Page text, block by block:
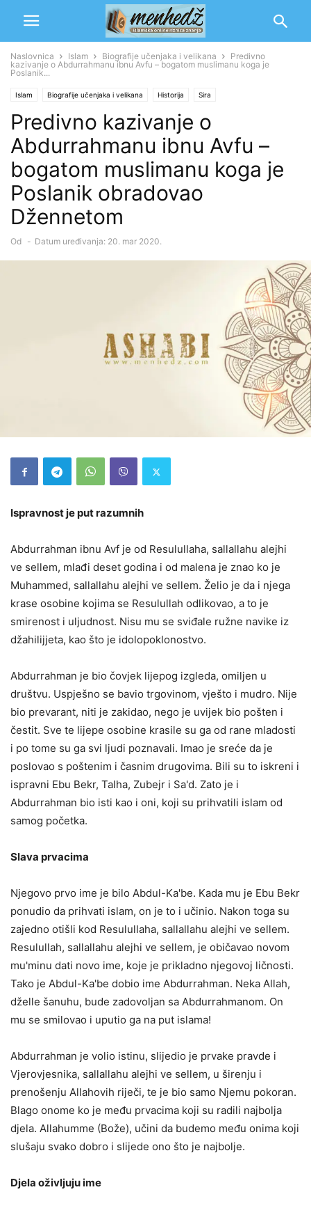
Naslovnica Islam Biografije učenjaka i velikana
Predivno
kazivanje o Abdurrahmanu ibnu Avfu – bogatom muslimanu koga je
Poslanik...
Islam Biografije učenjaka i velikana Historija Sira
Predivno kazivanje o
Abdurrahmanu ibnu Avfu –
bogatom muslimanu koga je
Poslanik obradovao
Džennetom
Od - Datum uređivanja: 20. mar 2020.
Ispravnost je put razumnih
Abdurrahman ibnu Avf je od Resulullaha, sallallahu alejhi
ve sellem, mlađi deset godina i od malena je znao ko je
Muhammed, sallallahu alejhi ve sellem. Želio je da i njega
krase osobine kojima se Resulullah odlikovao, a to je
smirenost i uljudnost. Nisu mu se sviđale ružne navike iz
džahilijjeta, kao što je idolopoklonostvo.
Abdurrahman je bio čovjek lijepog izgleda, omiljen u
društvu. Uspješno se bavio trgovinom, vješto i mudro. Nije
bio prevarant, niti je zakidao, nego je uvijek bio pošten i
čestit. Sve te lijepe osobine krasile su ga od rane mladosti
i po tome su ga svi ljudi poznavali. Imao je sreće da je
poslovao s poštenim i časnim drugovima. Bili su to iskreni i
ispravni Ebu Bekr, Talha, Zubejr i Sa'd. Zato je i
Abdurrahman bio isti kao i oni, koji su prihvatili islam od
samog početka.
Slava prvacima
Njegovo prvo ime je bilo Abdul-Ka'be. Kada mu je Ebu Bekr
ponudio da prihvati islam, on je to i učinio. Nakon toga su
zajedno otišli kod Resulullaha, sallallahu alejhi ve sellem.
Resulullah, sallallahu alejhi ve sellem, je običavao novom
mu'minu dati novo ime, koje je prikladno njegovoj ličnosti.
Tako je Abdul-Ka'be dobio ime Abdurrahman. Neka Allah,
dželle šanuhu, bude zadovoljan sa Abdurrahmanom. On
mu se smilovao i uputio ga na put islama!
Abdurrahman je volio istinu, slijedio je prvake pravde i
Vjerovjesnika, sallallahu alejhi ve sellem, u širenju i
prenošenju Allahovih riječi, te je bio samo Njemu pokoran.
Blago onome ko je među prvacima koji su radili najbolja
djela. Allahumme (Bože), učini da budemo među onima koji
slušaju svako dobro i slijede ono što je najbolje.
Djela oživljuju ime